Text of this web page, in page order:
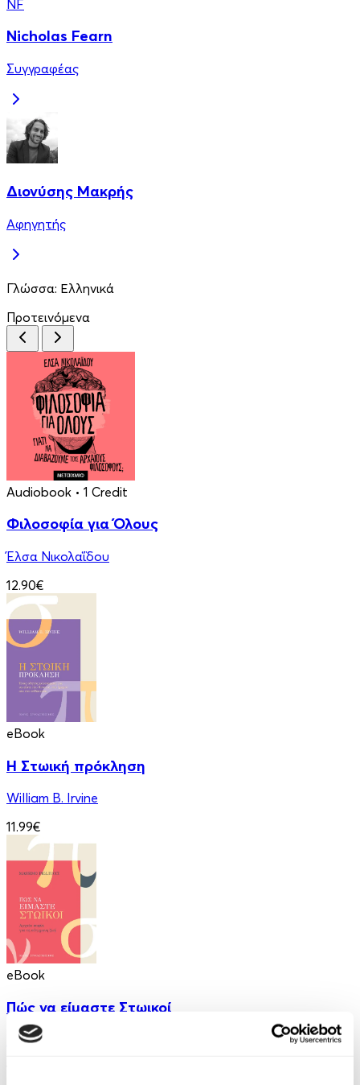
NF
Nicholas Fearn
Συγγραφέας
Διονύσης Μακρής
Αφηγητής
Γλώσσα: Ελληνικά
Προτεινόμενα
Audiobook • 1 Credit
Φιλοσοφία για Όλους
Έλσα Νικολαΐδου
12.90€
eBook
Η Στωική πρόκληση
William B. Irvine
11.99€
eBook
Πώς να είμαστε Στωικοί
Massimo Pigliucci